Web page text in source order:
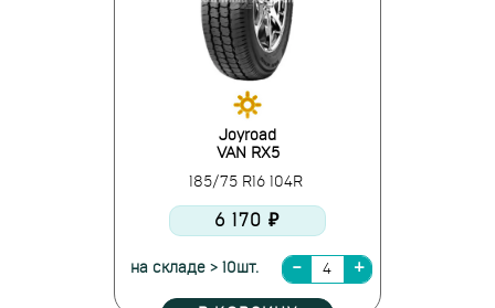
Joyroad
VAN RX5
185/75 R16 104R
6 170 ₽
на складе > 10шт.